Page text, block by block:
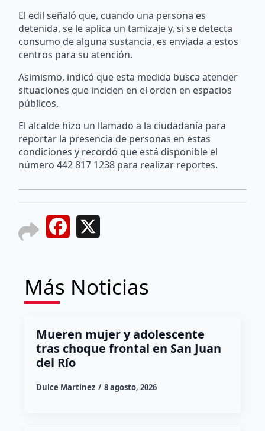
El edil señaló que, cuando una persona es
detenida, se le aplica un tamizaje y, si se detecta
consumo de alguna sustancia, es enviada a estos
centros para su atención.
Asimismo, indicó que esta medida busca atender
situaciones que inciden en el orden en espacios
públicos.
El alcalde hizo un llamado a la ciudadanía para
reportar la presencia de personas en estas
condiciones y recordó que está disponible el
número 442 817 1238 para realizar reportes.
Facebook
Más Noticias
Mueren mujer y adolescente
tras choque frontal en San Juan
del Río
Dulce Martinez 8 agosto, 2026